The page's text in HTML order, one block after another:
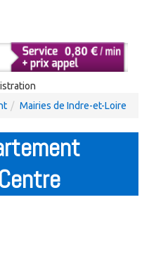
Mairies de Indre-et-Loire